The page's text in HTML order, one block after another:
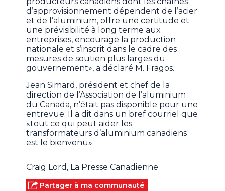
d’approvisionnement dépendent de l’acier
et de l’aluminium, offre une certitude et
une prévisibilité à long terme aux
entreprises, encourage la production
nationale et s’inscrit dans le cadre des
mesures de soutien plus larges du
gouvernement», a déclaré M. Fragos.
Jean Simard, président et chef de la
direction de l’Association de l’aluminium
du Canada, n’était pas disponible pour une
entrevue. Il a dit dans un bref courriel que
«tout ce qui peut aider les
transformateurs d’aluminium canadiens
est le bienvenu».
Craig Lord, La Presse Canadienne
Partager à ma communauté